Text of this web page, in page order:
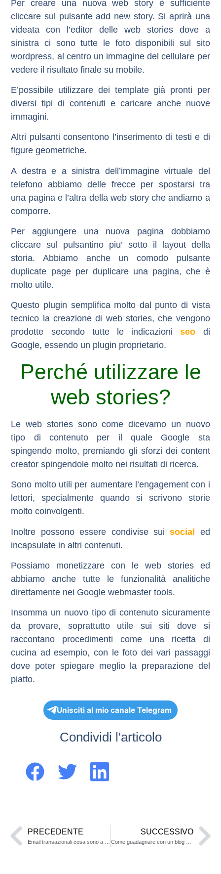
Per creare una nuova web story è sufficiente
cliccare sul pulsante add new story. Si aprirà una
videata con l’editor delle web stories dove a
sinistra ci sono tutte le foto disponibili sul sito
wordpress, al centro un immagine del cellulare per
vedere il risultato finale su mobile.
E’possibile utilizzare dei template già pronti per
diversi tipi di contenuti e caricare anche nuove
immagini.
Altri pulsanti consentono l’inserimento di testi e di
figure geometriche.
A destra e a sinistra dell’immagine virtuale del
telefono abbiamo delle frecce per spostarsi tra
una pagina e l’altra della web story che andiamo a
comporre.
Per aggiungere una nuova pagina dobbiamo
cliccare sul pulsantino piu’ sotto il layout della
storia. Abbiamo anche un comodo pulsante
duplicate page per duplicare una pagina, che è
molto utile.
Questo plugin semplifica molto dal punto di vista
tecnico la creazione di web stories, che vengono
prodotte secondo tutte le indicazioniseo di
Google, essendo un plugin proprietario.
Perché utilizzare le
web stories?
Le web stories sono come dicevamo un nuovo
tipo di contenuto per il quale Google sta
spingendo molto, premiando gli sforzi dei content
creator spingendole molto nei risultati di ricerca.
Sono molto utili per aumentare l’engagement con i
lettori, specialmente quando si scrivono storie
molto coinvolgenti.
Inoltre possono essere condivise suisocial ed
incapsulate in altri contenuti.
Possiamo monetizzare con le web stories ed
abbiamo anche tutte le funzionalità analitiche
direttamente nei Google webmaster tools.
Insomma un nuovo tipo di contenuto sicuramente
da provare, soprattutto utile sui siti dove si
raccontano procedimenti come una ricetta di
cucina ad esempio, con le foto dei vari passaggi
dove poter spiegare meglio la preparazione del
piatto.
Unisciti al mio canale Telegram
Condividi l'articolo
PRECEDENTE
Email transazionali cosa sono a che servono e come usarle
SUCCESSIVO
Come guadagnare con un blog on line senza fatica